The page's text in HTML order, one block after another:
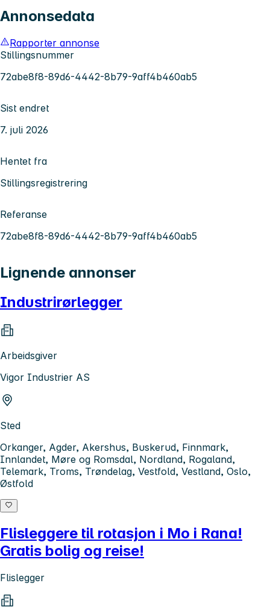
Annonsedata
Rapporter annonse
Stillingsnummer
72abe8f8-89d6-4442-8b79-9aff4b460ab5
Sist endret
7. juli 2026
Hentet fra
Stillingsregistrering
Referanse
72abe8f8-89d6-4442-8b79-9aff4b460ab5
Lignende annonser
Industrirørlegger
Arbeidsgiver
Vigor Industrier AS
Sted
Orkanger, Agder, Akershus, Buskerud, Finnmark,
Innlandet, Møre og Romsdal, Nordland, Rogaland,
Telemark, Troms, Trøndelag, Vestfold, Vestland, Oslo,
Østfold
Flisleggere til rotasjon i Mo i Rana!
Gratis bolig og reise!
Flislegger